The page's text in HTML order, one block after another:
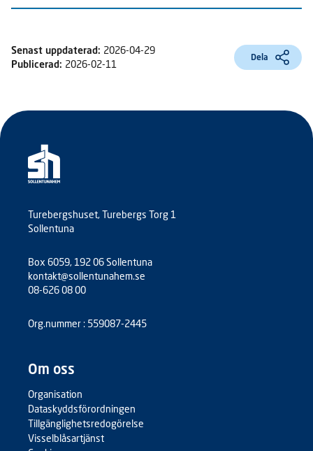
Senast uppdaterad: 2026-04-29
Publicerad: 2026-02-11
Dela
Turebergshuset, Turebergs Torg 1
Sollentuna
Box 6059, 192 06 Sollentuna
kontakt@sollentunahem.se
08-626 08 00
Org.nummer : 559087-2445
Om oss
Organisation
Dataskyddsförordningen
Tillgänglighetsredogörelse
Visselblåsartjänst